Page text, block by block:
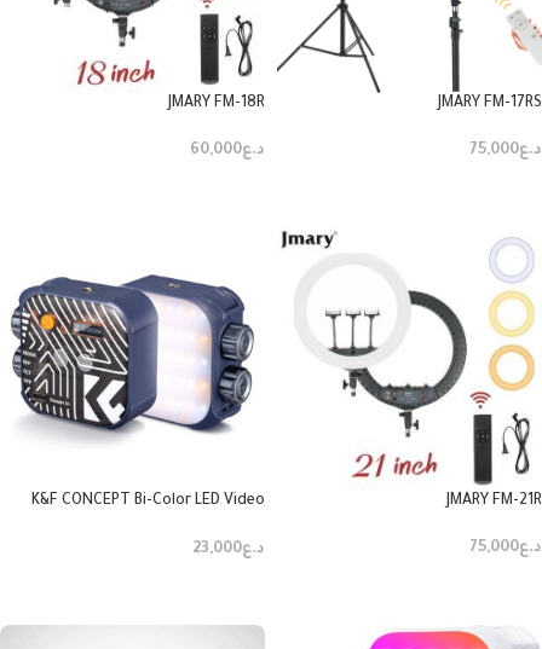
JMARY FM-17RS
د.ع75,000
JMARY FM-18R
د.ع60,000
JMARY FM-21R
د.ع75,000
K&F CONCEPT Bi-Color LED Video
د.ع23,000